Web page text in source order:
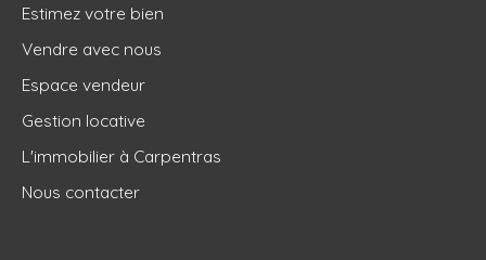
Estimez votre bien
Vendre avec nous
Espace vendeur
Gestion locative
L'immobilier à Carpentras
Nous contacter